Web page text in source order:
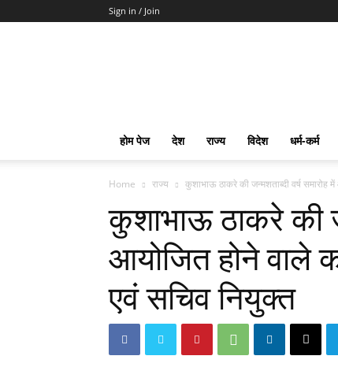
Sign in / Join
Toto
Slot
होम पेज देश राज्य विदेश धर्म-कर्म
Home राज्य कुशाभाऊ ठाकरे की जन्मशताब्दी वर्ष समारोह
कुशाभाऊ ठाकरे की
आयोजित होने वाले
एवं सचिव नियुक्त